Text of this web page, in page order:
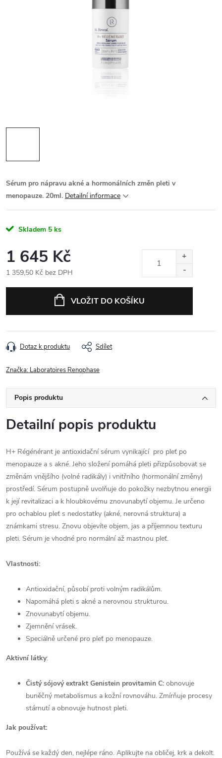
Sérum pro nápravu akné a hormonálních změn pleti v
menopauze. 20ml. Detailní informace
Skladem 5 ks
1 645 Kč
1 359,50 Kč bez DPH
VLOŽIT DO KOŠÍKU
Dotaz k produktu Sdílet
Značka: Laboratoires Renophase
Popis produktu
Detailní popis produktu
H+ Régénérant je antioxidační sérum vynikající pro pleť po
menopauze a s akné. Jeho složení pomáhá pleti přizpůsobovat se
změnám vnějšího (volné radikály) i vnitřního (hormonální změny)
prostředí. Sérum postupně uvolňuje do pokožky nezbytnou energii
k její revitalizaci a k hloubkovému znovunabytí objemu. Je určeno
pro ochablou pleť s nedostatky (akné, nerovná struktura) a
známkami stresu. Znovu objevíte objem, jas a příjemnou texturu
pleti. Sérum je vhodné pro normální až mastnou pleť.
Vlastnosti:
Antioxidační, působí proti volným radikálům.
Napomáhá pleti s akné a nerovnou strukturou.
Znovunabytí objemu.
Zjemnění vrásek.
Speciálně určené pro pleť po menopauze.
Aktivní látky:
Čistý sójový extrakt Genistein provitamin C: obnovuje
buněčný metabolismus a kožní rovnováhu. Zmírňuje procesy
stárnutí a obnovuje hutnost pleti.
Jak používat:
Používá se každý den, nejlépe ráno. Aplikujte na obličej, krk a dekolt.